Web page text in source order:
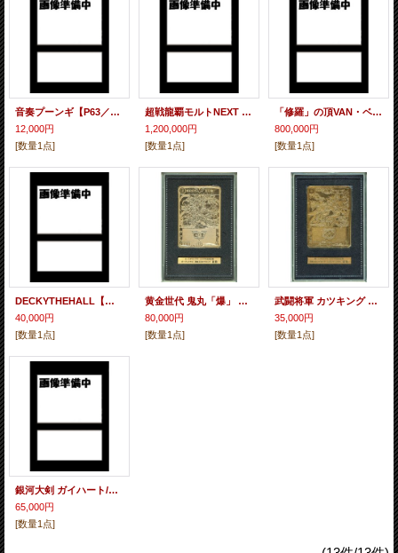
音奏プーンギ【P63／Y18】
12,000円
[数量1点]
超戦龍覇モルトNEXT グランプリ上位8名贈呈賞品 【P15／Y18】
1,200,000円
[数量1点]
「修羅」の頂VAN・ベートーベン グランプリ上位8名贈呈賞品 【P62／Y18】
800,000円
[数量1点]
DECKYTHEHALL【ファララララ〜ララララ♪】
40,000円
[数量1点]
黄金世代 鬼丸「爆」 金プレート【ガチンコワングランプリ エリア代表決定戦1位】
80,000円
[数量1点]
武闘将軍 カツキング 金プレート【勝-1グランプリ エリア代表決定戦1位】
35,000円
[数量1点]
銀河大剣 ガイハート/熱血星龍 ガイギンガ 金プレート【デュエマ甲子園 エリア代表決定戦1位】
65,000円
[数量1点]